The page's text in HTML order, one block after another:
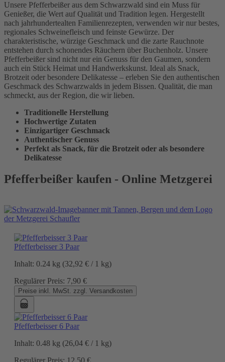
Unsere Pfefferbeißer aus dem Schwarzwald sind ein Muss für
Genießer, die Wert auf Qualität und Tradition legen. Hergestellt
nach jahrhundertealten Familienrezepten, verwenden wir nur bestes,
regionales Schweinefleisch und feinste Gewürze. Der
charakteristische, würzige Geschmack und die zarte Rauchnote
entstehen durch schonendes Räuchern über Buchenholz. Unsere
Pfefferbeißer sind nicht nur ein Genuss für den Gaumen, sondern
auch ein Stück Heimat und Handwerkskunst. Ideal als Snack,
Brotzeit oder besondere Delikatesse – erleben Sie den authentischen
Geschmack des Schwarzwalds in jedem Bissen. Qualität, die man
schmeckt, aus der Region, die wir lieben.
Traditionelle Herstellung
Hochwertige Zutaten
Einzigartiger Geschmack
Authentischer Genuss
Perfekt als Snack, für die Brotzeit oder als besondere
Delikatesse
Pfefferbeißer kaufen - Online Metzgerei
Pfefferbeisser 3 Paar
Inhalt: 0.24 kg (32,92 € / 1 kg)
Regulärer Preis: 7,90 €
Preise inkl. MwSt. zzgl. Versandkosten
Pfefferbeisser 6 Paar
Inhalt: 0.48 kg (26,04 € / 1 kg)
Regulärer Preis: 12,50 €